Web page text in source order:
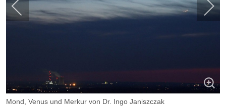
Mond, Venus und Merkur von Dr. Ingo Janiszczak